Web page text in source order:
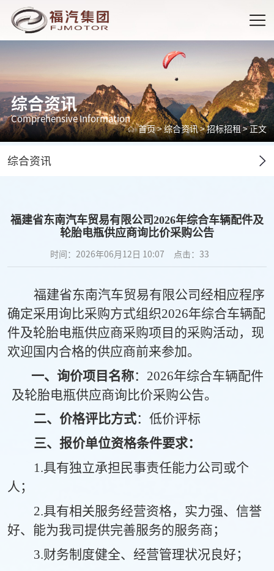
综合资讯
Comprehensive Information
首页>综合资讯>招标招租> 正文
综合资讯
福建省东南汽车贸易有限公司2026年综合车辆配件及
轮胎电瓶供应商询比价采购公告
时间：2026年06月12日 10:07 点击：33
福建省东南汽车贸易有限公司经相应程序
确定采用询比采购方式组织2026年综合车辆配
件及轮胎电瓶供应商采购项目的采购活动，现
欢迎国内合格的供应商前来参加。
一、询价项目名称： 2026年综合车辆配件
及轮胎电瓶供应商询 比价采购公告。
二、价格评比方式： 低价评标
三、报价单位资格条件要求：
1.具有独立承担民事责任能力公司或个
人；
2.具有相关服务经营资格，实力强、信誉
好、能为我司提供完善服务的服务商；
3.财务制度健全、经营管理状况良好；